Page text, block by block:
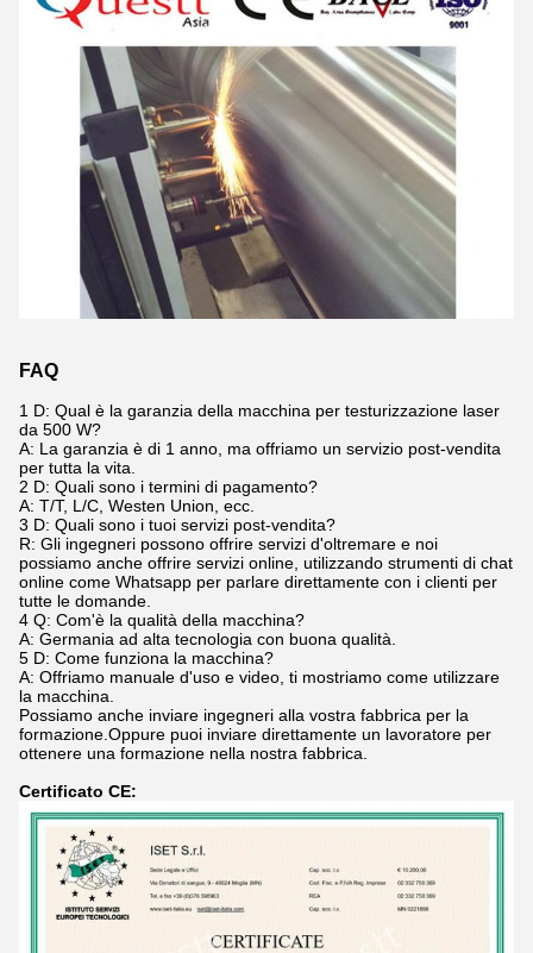
FAQ
1 D: Qual è la garanzia della macchina per testurizzazione laser
da 500 W?
A: La garanzia è di 1 anno, ma offriamo un servizio post-vendita
per tutta la vita.
2 D: Quali sono i termini di pagamento?
A: T/T, L/C, Westen Union, ecc.
3 D: Quali sono i tuoi servizi post-vendita?
R: Gli ingegneri possono offrire servizi d'oltremare e noi
possiamo anche offrire servizi online, utilizzando strumenti di chat
online come Whatsapp per parlare direttamente con i clienti per
tutte le domande.
4 Q: Com'è la qualità della macchina?
A: Germania ad alta tecnologia con buona qualità.
5 D: Come funziona la macchina?
A: Offriamo manuale d'uso e video, ti mostriamo come utilizzare
la macchina.
Possiamo anche inviare ingegneri alla vostra fabbrica per la
formazione.Oppure puoi inviare direttamente un lavoratore per
ottenere una formazione nella nostra fabbrica.
Certificato CE: